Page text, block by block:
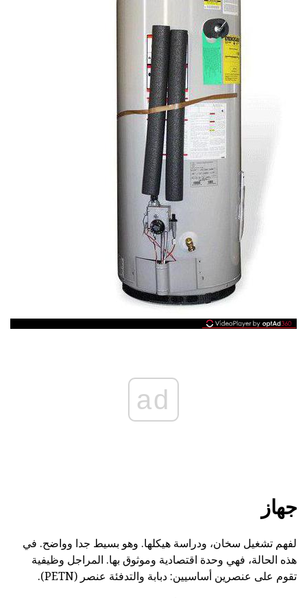
ad
جهاز
لفهم تشغيل سخان، ودراسة هيكلها. وهو بسيط جدا وواضح. في
هذه الحالة، فهي وحدة اقتصادية وموثوق بها. المراجل وظيفية
تقوم على عنصرين أساسيين: دبابة والتدفئة عنصر (PETN).